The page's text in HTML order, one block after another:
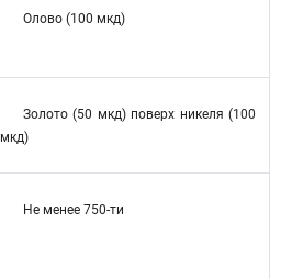
Олово (100 мкд)
Золото (50 мкд) поверх никеля (100
мкд)
Не менее 750-ти